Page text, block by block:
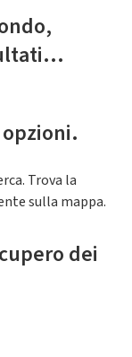
Trova la
sulla mappa.
dei